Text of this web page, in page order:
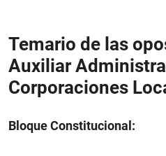
Temario de las
Auxiliar
Corporaciones
Bloque Constitucional: